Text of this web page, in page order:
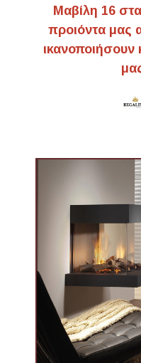
Μαβίλη 16
προιόντα μας
ικανοποιήσουν